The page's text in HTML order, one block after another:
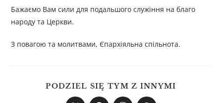
Бажаємо Вам сили для подальшого служіння на благо
народу та Церкви.
З повагою та молитвами, Єпархіяльна спільнота.
PODZIEL SIĘ TYM Z INNYMI